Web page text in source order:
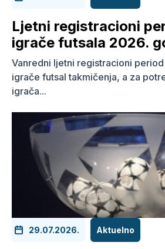
Ljetni registracioni
igrače futsala 2026.
Vanredni ljetni registracioni
igrače futsal takmičenja, a za
igrača...
29.07.2026. Aktuelno